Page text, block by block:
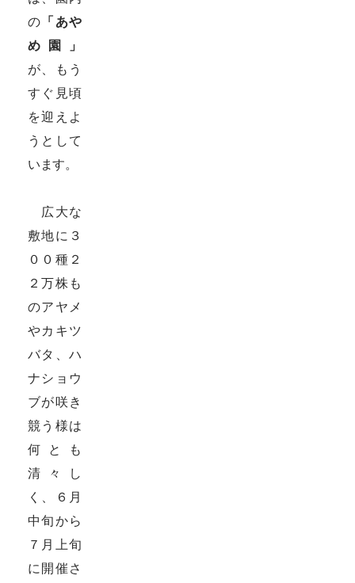
の 「あや
め園」
が、もう
すぐ見頃
を迎えよ
うとして
います。
広大な
敷地に３
００種２
２万株も
のアヤメ
やカキツ
バタ、ハ
ナショウ
ブが咲き
競う様は
何とも
清々し
く、６月
中旬から
７月上旬
に開催さ